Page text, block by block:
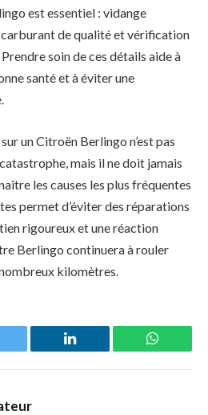
est essentiel : vidange
de qualité et vérification
soin de ces détails aide à
santé et à éviter une
un Citroën Berlingo n’est pas
mais il ne doit jamais
les causes les plus fréquentes
permet d’éviter des réparations
rigoureux et une réaction
Berlingo continuera à rouler
kilomètres.
LinkedIn